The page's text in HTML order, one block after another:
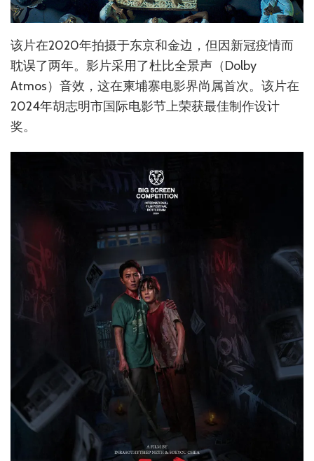
该片在2020年拍摄于东京和金边，但因新冠疫情而
耽误了两年。影片采用了杜比全景声（Dolby
Atmos）音效，这在柬埔寨电影界尚属首次。该片在
2024年胡志明市国际电影节上荣获最佳制作设计
奖。